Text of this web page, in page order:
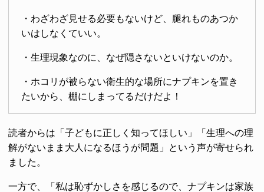
・わざわざ見せる必要もないけど、腿れものあつか
いはしなくていい。
・生理現象なのに、なぜ隠さないといけないのか。
・ホコリが被らない衛生的な場所にナプキンを置き
たいから、棚にしまってるだけだよ！
読者からは「子どもに正しく知ってほしい」「生理への理
解がないまま大人になるほうが問題」という声が寄せられ
ました。
一方で、「私は恥ずかしさを感じるので、ナプキンは家族